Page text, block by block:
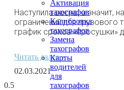
Активация
тахографов
Калибровка
тахографов
Замена
тахографов
Карты
водителей
для
тахографов
Наступила весна, а значит,
ограничений для грузового
график сроков «просушки»
Читать далее »
02.03.2021